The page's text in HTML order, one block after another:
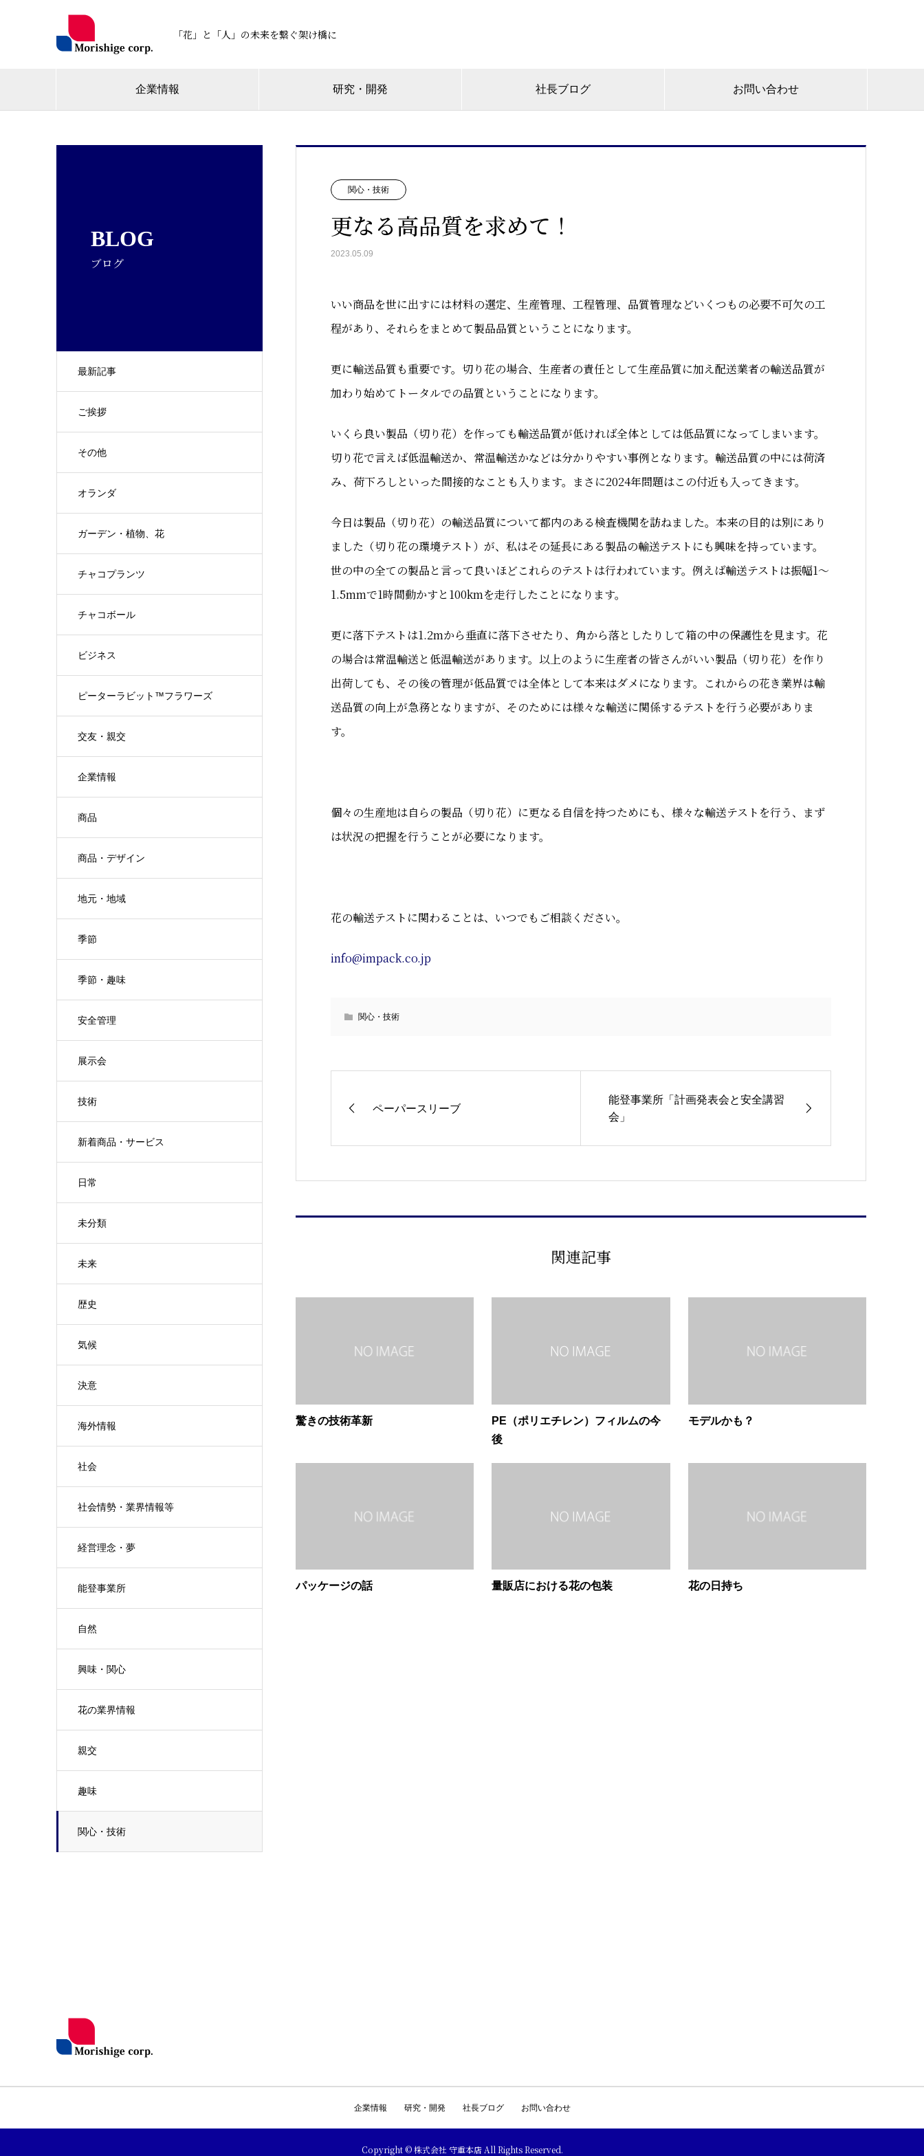
「花」と「人」の未来を繋ぐ架け橋に
企業情報 研究・開発 社長ブログ お問い合わせ
BLOG
ブログ
最新記事
ご挨拶
その他
オランダ
ガーデン・植物、花
チャコプランツ
チャコボール
ビジネス
ピーターラビット™フラワーズ
交友・親交
企業情報
商品
商品・デザイン
地元・地域
季節
季節・趣味
安全管理
展示会
技術
新着商品・サービス
日常
未分類
未来
歴史
気候
決意
海外情報
社会
社会情勢・業界情報等
経営理念・夢
能登事業所
自然
興味・関心
花の業界情報
親交
趣味
関心・技術
関心・技術
更なる高品質を求めて！
2023.05.09
いい商品を世に出すには材料の選定、生産管理、工程管理、品質管理などいくつもの必要不可欠の工
程があり、それらをまとめて製品品質ということになります。
更に輸送品質も重要です。切り花の場合、生産者の責任として生産品質に加え配送業者の輸送品質が
加わり始めてトータルでの品質ということになります。
いくら良い製品（切り花）を作っても輸送品質が低ければ全体としては低品質になってしまいます。
切り花で言えば低温輸送か、常温輸送かなどは分かりやすい事例となります。輸送品質の中には荷済
み、荷下ろしといった間接的なことも入ります。まさに2024年問題はこの付近も入ってきます。
今日は製品（切り花）の輸送品質について都内のある検査機関を訪ねました。本来の目的は別にあり
ました（切り花の環境テスト）が、私はその延長にある製品の輸送テストにも興味を持っています。
世の中の全ての製品と言って良いほどこれらのテストは行われています。例えば輸送テストは振幅1～
1.5mmで1時間動かすと100kmを走行したことになります。
更に落下テストは1.2mから垂直に落下させたり、角から落としたりして箱の中の保護性を見ます。花
の場合は常温輸送と低温輸送があります。以上のように生産者の皆さんがいい製品（切り花）を作り
出荷しても、その後の管理が低品質では全体として本来はダメになります。これからの花き業界は輸
送品質の向上が急務となりますが、そのためには様々な輸送に関係するテストを行う必要がありま
す。
個々の生産地は自らの製品（切り花）に更なる自信を持つためにも、様々な輸送テストを行う、まず
は状況の把握を行うことが必要になります。
花の輸送テストに関わることは、いつでもご相談ください。
info@impack.co.jp
関心・技術
ペーパースリーブ
能登事業所「計画発表会と安全講習
会」
関連記事
驚きの技術革新
PE（ポリエチレン）フィルムの今
後
モデルかも？
パッケージの話 量販店における花の包装 花の日持ち
企業情報 研究・開発 社長ブログ お問い合わせ
Copyright © 株式会社 守重本店 All Rights Reserved.